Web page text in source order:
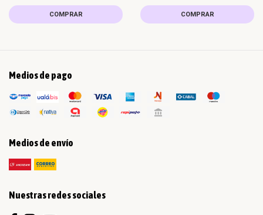
COMPRAR COMPRAR
Medios de pago
Medios de envío
Nuestras redes sociales